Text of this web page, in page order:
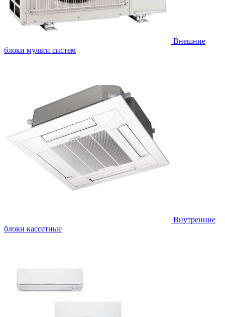
Внешние
блоки мульти систем
Внутренние
блоки кассетные